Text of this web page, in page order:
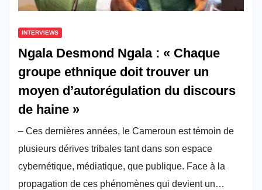
INTERVIEWS
Ngala Desmond Ngala : « Chaque
groupe ethnique doit trouver un
moyen d’autorégulation du discours
de haine »
– Ces dernières années, le Cameroun est témoin de
plusieurs dérives tribales tant dans son espace
cybernétique, médiatique, que publique. Face à la
propagation de ces phénomènes qui devient un…